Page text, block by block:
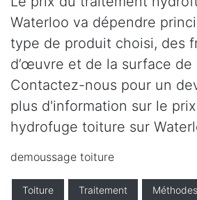
Waterloo va dépendre
type de produit choisi, des
d’œuvre et de la surface de
Contactez-nous pour un
plus d'information sur le
hydrofuge toiture sur
demoussage toiture
Toiture Traitement Méthodes